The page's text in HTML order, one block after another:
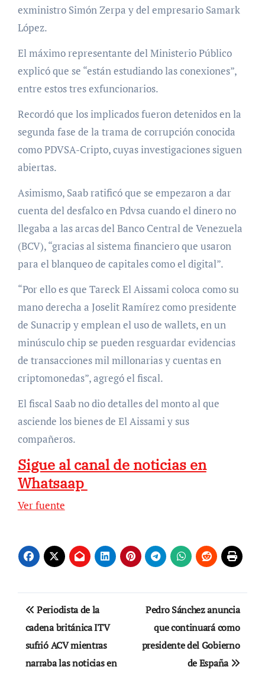
exministro Simón Zerpa y del empresario Samark
López.
El máximo representante del Ministerio Público
explicó que se “están estudiando las conexiones”,
entre estos tres exfuncionarios.
Recordó que los implicados fueron detenidos en la
segunda fase de la trama de corrupción conocida
como PDVSA-Cripto, cuyas investigaciones siguen
abiertas.
Asimismo, Saab ratificó que se empezaron a dar
cuenta del desfalco en Pdvsa cuando el dinero no
llegaba a las arcas del Banco Central de Venezuela
(BCV), “gracias al sistema financiero que usaron
para el blanqueo de capitales como el digital”.
“Por ello es que Tareck El Aissami coloca como su
mano derecha a Joselit Ramírez como presidente
de Sunacrip y emplean el uso de wallets, en un
minúsculo chip se pueden resguardar evidencias
de transacciones mil millonarias y cuentas en
criptomonedas”, agregó el fiscal.
El fiscal Saab no dio detalles del monto al que
asciende los bienes de El Aissami y sus
compañeros.
Sigue al canal de noticias en
Whatsaap
Ver fuente
Navegación
de
entradas
Periodista de la
cadena británica ITV
sufrió ACV mientras
narraba las noticias en
Pedro Sánchez anuncia
que continuará como
presidente del Gobierno
de España